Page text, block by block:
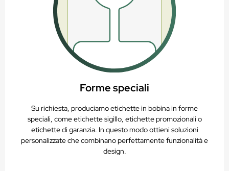
Forme speciali
Su richiesta, produciamo etichette in bobina in forme
speciali, come etichette sigillo, etichette promozionali o
etichette di garanzia. In questo modo ottieni soluzioni
personalizzate che combinano perfettamente funzionalità e
design.